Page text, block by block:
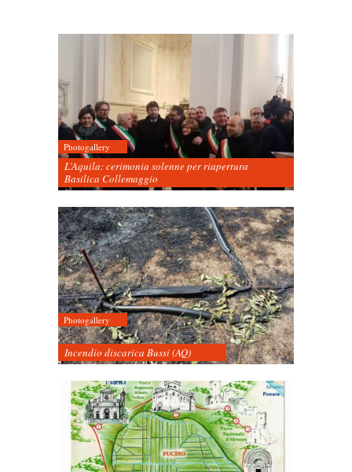
Photogallery
L’Aquila: cerimonia solenne per riapertura
Basilica Collemaggio
Photogallery
Incendio discarica Bussi (AQ)